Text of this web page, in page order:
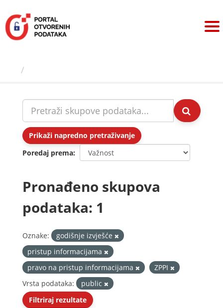
sadržaj
Prikaži napredno pretraživanje
Poredaj prema
Pronađeno skupova
podataka: 1
Oznake:
godišnje izvješće
pristup informacijama
pravo na pristup informacijama
ZPPI
Vrsta podataka:
public
Filtriraj rezultate